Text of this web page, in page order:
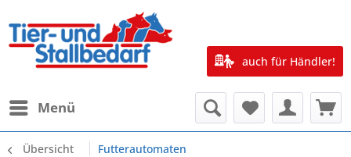
Menü
auch für Händler!
Übersicht Futterautomaten